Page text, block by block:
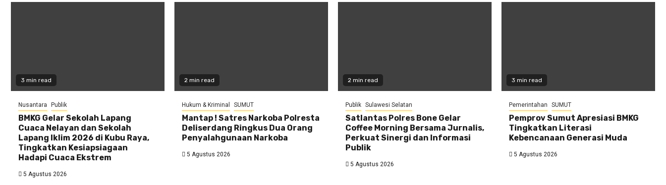
3 min read
Nusantara Publik
BMKG Gelar Sekolah Lapang
Cuaca Nelayan dan Sekolah
Lapang Iklim 2026 di Kubu Raya,
Tingkatkan Kesiapsiagaan
Hadapi Cuaca Ekstrem
5 Agustus 2026
2 min read
Hukum & Kriminal SUMUT
Mantap ! Satres Narkoba Polresta
Deliserdang Ringkus Dua Orang
Penyalahgunaan Narkoba
5 Agustus 2026
2 min read
Publik Sulawesi Selatan
Satlantas Polres Bone Gelar
Coffee Morning Bersama Jurnalis,
Perkuat Sinergi dan Informasi
Publik
5 Agustus 2026
3 min read
Pemerintahan SUMUT
Pemprov Sumut Apresiasi BMKG
Tingkatkan Literasi
Kebencanaan Generasi Muda
5 Agustus 2026